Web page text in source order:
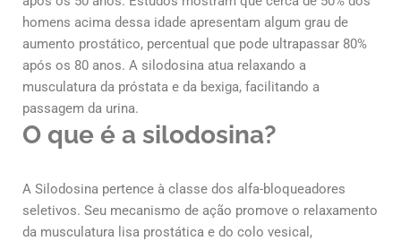
homens acima dessa idade apresentam algum grau de
aumento prostático, percentual que pode ultrapassar 80%
após os 80 anos. A silodosina atua relaxando a
musculatura da próstata e da bexiga, facilitando a
passagem da urina.
O que é a silodosina?
A Silodosina pertence à classe dos alfa-bloqueadores
seletivos. Seu mecanismo de ação promove o relaxamento
da musculatura lisa prostática e do colo vesical,